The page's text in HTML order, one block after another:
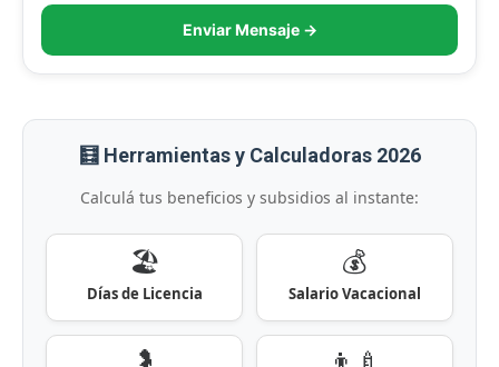
Enviar Mensaje →
🧮 Herramientas y Calculadoras 2026
Calculá tus beneficios y subsidios al instante:
🏖️
Días de Licencia
💰
Salario Vacacional